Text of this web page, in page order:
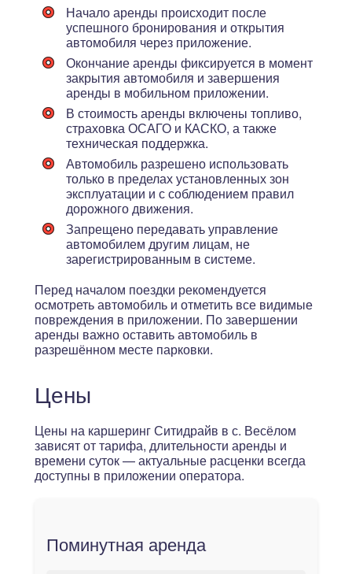
Начало аренды происходит после
успешного бронирования и открытия
автомобиля через приложение.
Окончание аренды фиксируется в момент
закрытия автомобиля и завершения
аренды в мобильном приложении.
В стоимость аренды включены топливо,
страховка ОСАГО и КАСКО, а также
техническая поддержка.
Автомобиль разрешено использовать
только в пределах установленных зон
эксплуатации и с соблюдением правил
дорожного движения.
Запрещено передавать управление
автомобилем другим лицам, не
зарегистрированным в системе.
Перед началом поездки рекомендуется
осмотреть автомобиль и отметить все видимые
повреждения в приложении. По завершении
аренды важно оставить автомобиль в
разрешённом месте парковки.
Цены
Цены на каршеринг Ситидрайв в с. Весёлом
зависят от тарифа, длительности аренды и
времени суток — актуальные расценки всегда
доступны в приложении оператора.
Поминутная аренда